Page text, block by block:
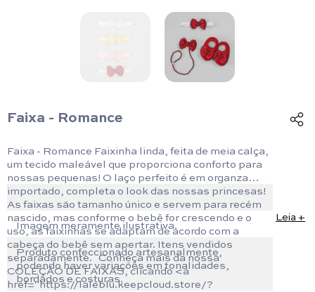
Faixa - Romance
Faixa - Romance Faixinha linda, feita de meia calça,
um tecido maleável que proporciona conforto para
nossas pequenas! O laço perfeito é em organza
importado, completa o look das nossas princesas!
As faixas são tamanho único e servem para recém
nascido, mas conforme o bebê for crescendo e o
uso, as faixinhas se adaptam de acordo com a
cabeça do bebê sem apertar. Itens vendidos
separadamente.Conheça mais da nossa
COLEÇÃO DE FAIXAS, clicando <a
href="https://laleblu.keepcloud.store/?
Imagem meramente ilustrativa.
Produto confeccionado artesanalmente,
podendo haver variações em tonalidades,
bordados e costuras.
Leia +